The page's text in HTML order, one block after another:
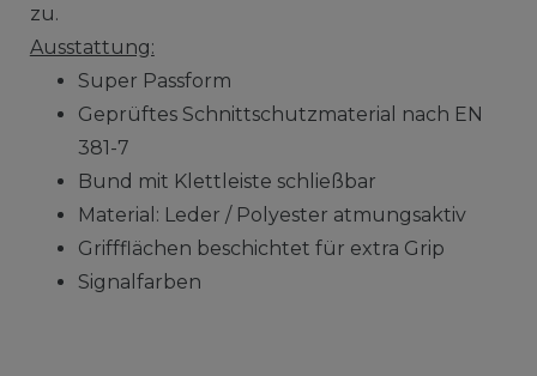
zu.
Ausstattung:
Super Passform
Geprüftes Schnittschutzmaterial nach EN
381-7
Bund mit Klettleiste schließbar
Material: Leder / Polyester atmungsaktiv
Griffflächen beschichtet für extra Grip
Signalfarben